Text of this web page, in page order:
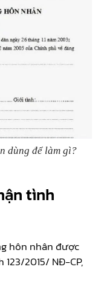
dùng để làm gì?
tình
hôn nhân được
2015/ NĐ-CP,